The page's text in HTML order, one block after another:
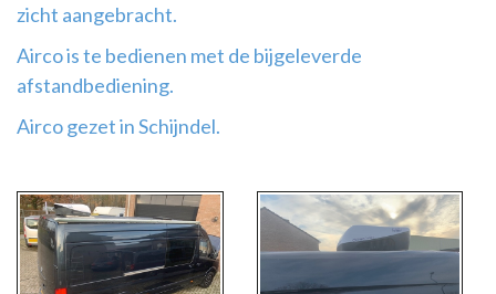
zicht aangebracht.
Airco is te bedienen met de bijgeleverde
afstandbediening.
Airco gezet in Schijndel.